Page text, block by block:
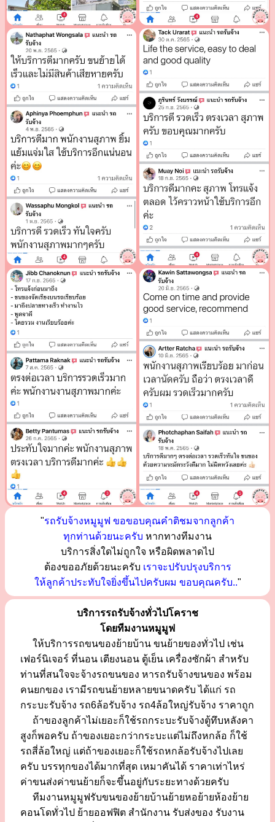
"รถรับจ้างหมูมูฟ ขอขอบคุณคำติชมจากลูกค้า
ทุกท่านด้วยนะครับ หากทางทีมงาน
บริการสิ่งใดไม่ถูกใจ หรือผิดพลาดไป
ต้องขออภัยด้วยนะครับ เราจะปรับปรุงบริการ
ให้ลูกค้าประทับใจยิ่งขึ้นไปครับผม ขอบคุณครับ.."
บริการรถรับจ้างทั่วไปโคราช
โดยทีมงานหมูมูฟ
ให้บริการรถขนของย้ายบ้าน ขนย้ายของทั่วไป เช่น
เฟอร์นิเจอร์ ที่นอน เตียงนอน ตู้เย็น เครื่องซักผ้า สำหรับ
ท่านที่สนใจจะจ้างรถขนของ หารถรับจ้างขนของ พร้อม
คนยกของ เรามีรถขนย้ายหลายขนาดครับ ได้แก่ รถ
กระบะรับจ้าง รถ6ล้อรับจ้าง รถ4ล้อใหญ่รับจ้าง ราคาถูก
ถ้าของลูกค้าไม่เยอะก็ใช้รถกระบะรับจ้างตู้ทึบหลังคา
สูงก็พอครับ ถ้าของเยอะกว่ากระบะแต่ไม่ถึงหกล้อ ก็ใช้
รถสี่ล้อใหญ่ แต่ถ้าของเยอะก็ใช้รถหกล้อรับจ้างไปเลย
ครับ บรรทุกของได้มากที่สุด เหมาคันได้ ราคาเท่าไหร่
ค่าขนส่งค่าขนย้ายก็จะขึ้นอยู่กับระยะทางด้วยครับ
ทีมงานหมูมูฟรับขนของย้ายบ้านย้ายหอย้ายห้องย้าย
คอนโดทั่วไป ย้ายออฟฟิต สำนักงาน รับส่งของ รับงาน